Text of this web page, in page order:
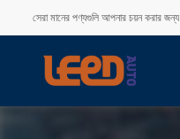
সেরা মানের পণ্যগুলি আপনার চয়ন করার জন্য